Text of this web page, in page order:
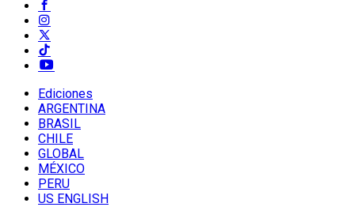
Ediciones
ARGENTINA
BRASIL
CHILE
GLOBAL
MÉXICO
PERU
US ENGLISH